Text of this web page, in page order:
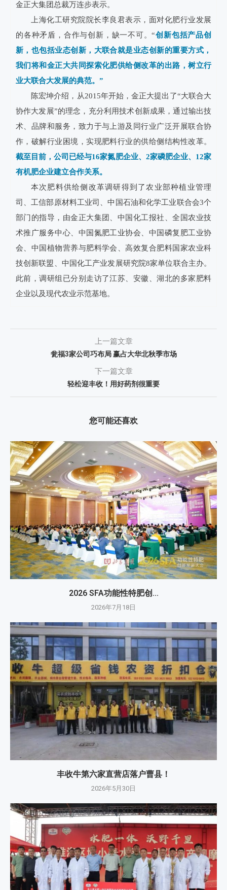
金正大集团总裁万连步表示。
上海化工研究院院长李良君表示，面对化肥行业发展
的各种矛盾，合作与创新，缺一不可。“创新包括产品创
新，也包括业态创新，大联合就是业态创新的重要方式，
我们将和金正大共同探索化肥供给侧改革的出路，树立行
业大联合大发展的典范。”
陈宏坤介绍，从2015年开始，金正大提出了“大联合大
协作大发展”的理念，充分利用技术创新成果，通过输出技
术、品牌和服务，致力于与上游及同行业广泛开展联合协
作，破解行业困境，实现肥料行业的供给侧结构性改革。
截至目前，公司已经与16家氮肥企业、2家磷肥企业、12家
有机肥企业建立合作关系。
本次肥料供给侧改革调研得到了农业部种植业管理
司、工信部原材料工业司、中国石油和化学工业联合会3个
部门的指导，由金正大集团、中国化工报社、全国农业技
术推广服务中心、中国氮肥工业协会、中国磷复肥工业协
会、中国植物营养与肥料学会、高效复合肥料国家农业科
技创新联盟、中国化工产业发展研究院8家单位联合主办。
此前，调研组已分别走访了江苏、安徽、湖北的多家肥料
企业以及现代农业示范基地。
上一篇文章
瓮福3家公司巧布局 赢占大华北秋季市场
下一篇文章
轻松迎丰收！用好药剂很重要
您可能还喜欢
2026 SFA功能性特肥创...
2026年7月18日
丰收牛第六家直营店落户曹县！
2026年5月30日